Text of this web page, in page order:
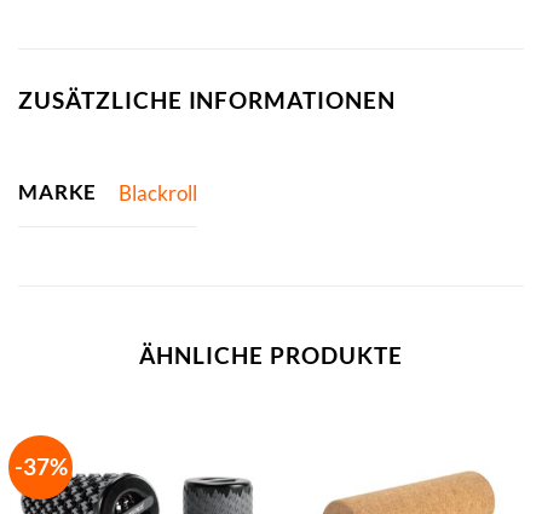
ZUSÄTZLICHE INFORMATIONEN
MARKE Blackroll
ÄHNLICHE PRODUKTE
-37%